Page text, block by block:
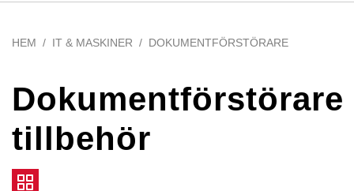
HEM IT & MASKINER DOKUMENTFÖRSTÖRARE
Dokumentförstörare
tillbehör